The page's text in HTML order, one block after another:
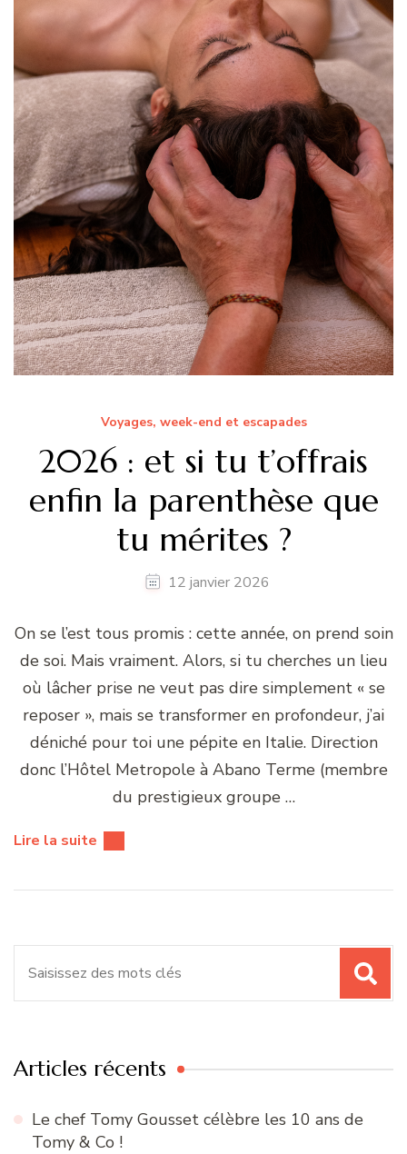
Voyages, week-end et escapades
2026 : et si tu t’offrais
enfin la parenthèse que
tu mérites ?
12 janvier 2026
On se l’est tous promis : cette année, on prend soin
de soi. Mais vraiment. Alors, si tu cherches un lieu
où lâcher prise ne veut pas dire simplement « se
reposer », mais se transformer en profondeur, j’ai
déniché pour toi une pépite en Italie. Direction
donc l’Hôtel Metropole à Abano Terme (membre
du prestigieux groupe …
Lire la suite
Articles récents
Le chef Tomy Gousset célèbre les 10 ans de
Tomy & Co !